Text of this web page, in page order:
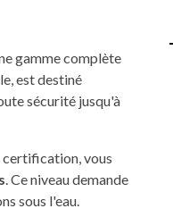
gamme complète
est destiné
sécurité jusqu'à
certification, vous
. Ce niveau demande
sous l'eau.